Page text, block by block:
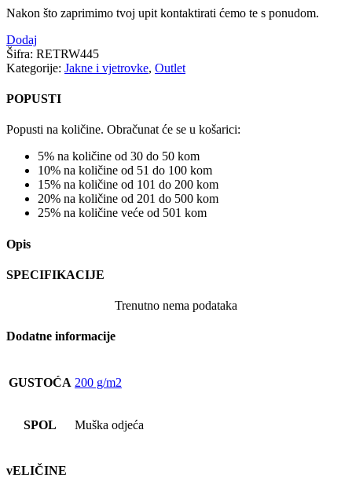
Nakon što zaprimimo tvoj upit kontaktirati ćemo te s ponudom.
Dodaj
Šifra: RETRW445
Kategorije: Jakne i vjetrovke, Outlet
POPUSTI
Popusti na količine. Obračunat će se u košarici:
5% na količine od 30 do 50 kom
10% na količine od 51 do 100 kom
15% na količine od 101 do 200 kom
20% na količine od 201 do 500 kom
25% na količine veće od 501 kom
Opis
SPECIFIKACIJE
Trenutno nema podataka
Dodatne informacije
GUSTOĆA 200 g/m2
SPOL Muška odjeća
vELIČINE